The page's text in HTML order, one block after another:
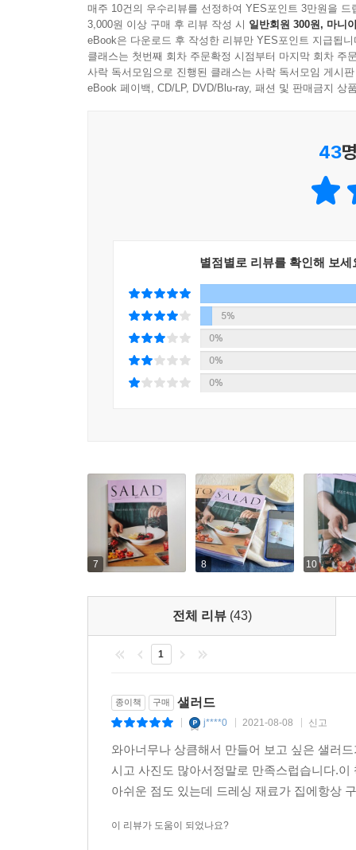
POINT 3 쉽게 찾을 수 없는 비밀 드레싱 공개
드레싱만 제대로 만들어도 샐러드의 반 이상은
메뉴마다 각기 다른 드레싱을 곁들였습니다. 저
알려주는 책이 있다면 얼마나 좋을까요? 그런
알려주어 초보도 쉽게 따라할 수 있어요. 초급
있어요. 쉽지만 근사하게 완성할 수 있다면 더
곁에 두고 늘 펴보고 싶은 책. 테이스트북스의 ‘쿠
cooking at home no.1 [토스트]
매주 10건의 우수리뷰를 선정하여 YES포인트 3만원을 드
3,000원 이상 구매 후 리뷰 작성 시 일반회원 300원, 마니
eBook은 다운로드 후 작성한 리뷰만 YES포인트 지급됩니
클래스는 첫번째 회차 주문확정 시점부터 마지막 회차 주
사락 독서모임으로 진행된 클래스는 사락 독서모임 게시
eBook 페이백, CD/LP, DVD/Blu-ray, 패션 및 판매금지 상
43
별점별로 리뷰를 확인해 보세
5%
0%
0%
0%
7 8 10
전체 리뷰 (43)
1
종이책 구매 샐러드
j****0 2021-08-08 신고
와아너무나 상큼해서 만들어 보고 싶은 샐러
시고 사진도 많아서정말로 만족스럽습니다.
아쉬운 점도 있는데 드레싱 재료가 집에항상
이 리뷰가 도움이 되었나요?